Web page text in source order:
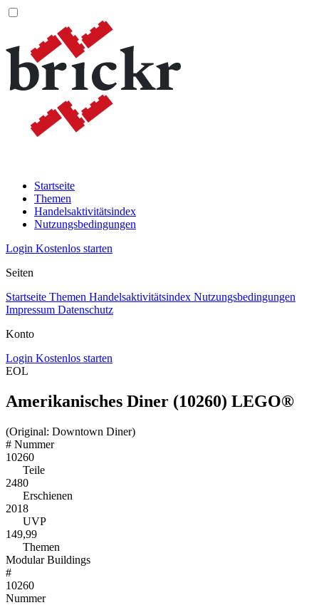
Startseite
Themen
Handelsaktivitätsindex
Nutzungsbedingungen
Login Kostenlos starten
Seiten
Startseite Themen Handelsaktivitätsindex Nutzungsbedingungen
Impressum Datenschutz
Konto
Login Kostenlos starten
EOL
Amerikanisches Diner (10260) LEGO®
(Original: Downtown Diner)
# Nummer
10260
Teile
2480
Erschienen
2018
UVP
149,99
Themen
Modular Buildings
#
10260
Nummer